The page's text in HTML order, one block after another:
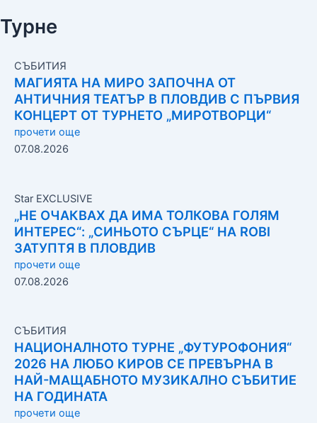
Турне
СЪБИТИЯ
МАГИЯТА НА МИРО ЗАПОЧНА ОТ
АНТИЧНИЯ ТЕАТЪР В ПЛОВДИВ С ПЪРВИЯ
КОНЦЕРТ ОТ ТУРНЕТО „МИРОТВОРЦИ“
прочети още
07.08.2026
Star EXCLUSIVE
„НЕ ОЧАКВАХ ДА ИМА ТОЛКОВА ГОЛЯМ
ИНТЕРЕС“: „СИНЬОТО СЪРЦЕ“ НА ROBI
ЗАТУПТЯ В ПЛОВДИВ
прочети още
07.08.2026
СЪБИТИЯ
НАЦИОНАЛНОТО ТУРНЕ „ФУТУРОФОНИЯ“
2026 НА ЛЮБО КИРОВ СЕ ПРЕВЪРНА В
НАЙ-МАЩАБНОТО МУЗИКАЛНО СЪБИТИЕ
НА ГОДИНАТА
прочети още